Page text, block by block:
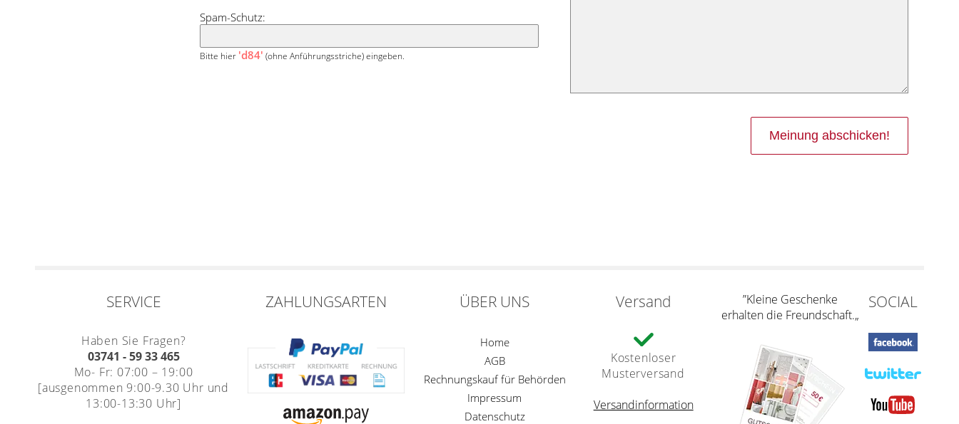
Spam-Schutz:
Bitte hier 'd84' (ohne Anführungsstriche) eingeben.
SERVICE
Haben Sie Fragen?
03741 - 59 33 465
Mo- Fr: 07:00 – 19:00
[ausgenommen 9:00-9.30 Uhr und
13:00-13:30 Uhr]
ZAHLUNGSARTEN ÜBER UNS
Home
AGB
Rechnungskauf für Behörden
Impressum
Datenschutz
Versand
Kostenloser
Musterversand
Versandinformation
”Kleine Geschenke
erhalten die Freundschaft.„
SOCIAL